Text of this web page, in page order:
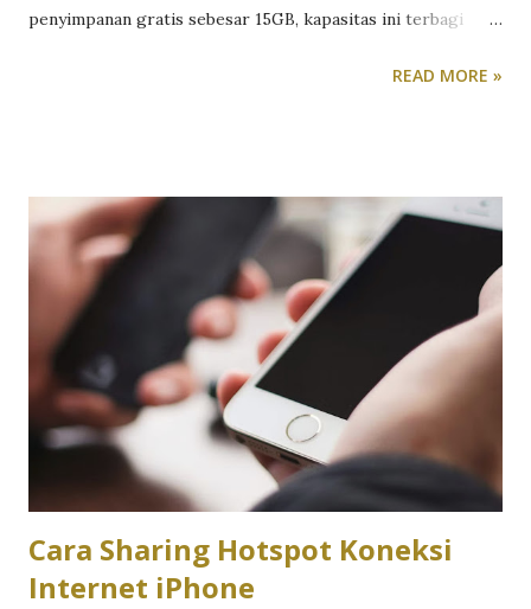
penyimpanan gratis sebesar 15GB, kapasitas ini terbagi
WhatsApp, sehingga tidak heran jika cepat penuh. Untuk
tetapi juga berfungsi membersihkan data secara gratis.
Berikut cara mengelola penyimpanan Gmail dengan Google
One: Unduh dan Buka Google One: Aplikasi ini biasanya
sudah terpasang di perangkat Android, cukup perbarui jika
diperlukan. Pilih Tab Storage: Di sini, Anda bisa melihat
penggunaan penyimpanan di seluruh layanan Google. Pilih
“Free up account storage”: Di bagian ini, Anda dapat
memilih opsi berikut untuk membersihkan data: Emails in
Trash: Hapus email di folder Trash. Spam Emails: Hapus
email di folder Spam....
READ MORE »
Cara Sharing Hotspot Koneksi
Internet iPhone